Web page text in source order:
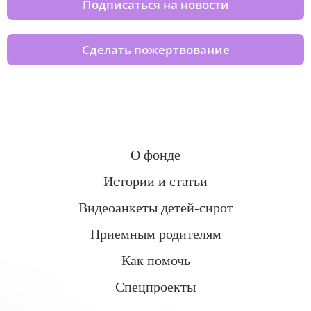
Подписаться на новости
Сделать пожертвование
О фонде
Истории и статьи
Видеоанкеты детей-сирот
Приемным родителям
Как помочь
Спецпроекты